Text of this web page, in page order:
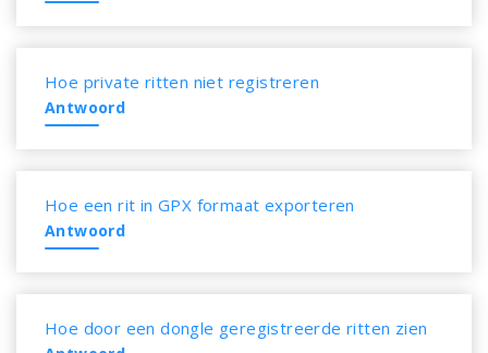
Hoe private ritten niet registreren
Antwoord
Hoe een rit in GPX formaat exporteren
Antwoord
Hoe door een dongle geregistreerde ritten zien